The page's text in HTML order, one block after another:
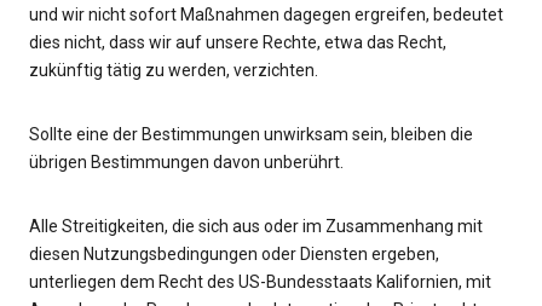
und wir nicht sofort Maßnahmen dagegen ergreifen, bedeutet
dies nicht, dass wir auf unsere Rechte, etwa das Recht,
zukünftig tätig zu werden, verzichten.
Sollte eine der Bestimmungen unwirksam sein, bleiben die
übrigen Bestimmungen davon unberührt.
Alle Streitigkeiten, die sich aus oder im Zusammenhang mit
diesen Nutzungsbedingungen oder Diensten ergeben,
unterliegen dem Recht des US-Bundesstaats Kalifornien, mit